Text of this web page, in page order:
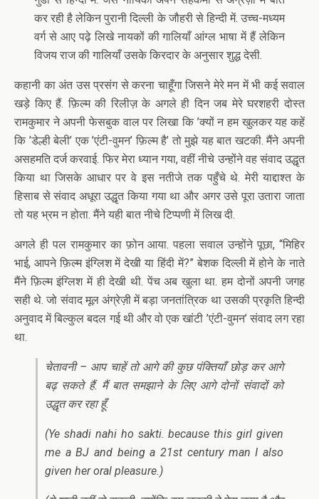
कर रही है लेकिन पुरानी दिल्ली के जौहरी से हिन्दी में. उच्च-मध्यम
वर्ग से आए पढ़े लिखे नायकों की गालियाँ आंग्ल भाषा में हैं लेकिन
विजय राज की गालियाँ उसके किरदार के अनुसार शुद्ध देसी.
कहानी का अंत उस प्रसंग से करना चाहूँगा जिसने मेरे मन में भी कई सवाल
खड़े किए हैं. फ़िल्म की रिलीज़ के अगले ही दिन जब मेरे घरशहरी दोस्त
रामकुमार ने अपनी फेसबुक वाल पर लिखा कि ’क्यों न हम खुलकर यह कहें
कि ’डेल्ही बेली’ एक ’एंटी-वुमन’ फ़िल्म है’ तो मुझे यह बात खटकी. मैंने अपनी
असहमति दर्ज करवाई. फिर मेरा ध्यान गया, वहीं नीचे उन्होंने वह संवाद उद्धृत
किया था जिसके आधार पर वे इस नतीजे तक पहुँचे थे. मेरी याद्दाश्त के
हिसाब से संवाद अधूरा उद्धृत किया गया था और अगर उसे पूरा उतारा जाता
तो यह भ्रम न होता. मैंने यही बात नीचे टिप्पणी में लिख दी.
अगले ही पल रामकुमार का फ़ोन आया. पहला सवाल उन्होंने पूछा, “मिहिर
भाई, आपने फ़िल्म इंग्लिश में देखी या हिंदी में?” बेशक दिल्ली में होने के नाते
मैंने फ़िल्म इंग्लिश में ही देखी थी. पेंच अब खुला था. हम दोनों अपनी जगह
सही थे. जो संवाद मूल अंग्रेज़ी में बड़ा जनतांत्रिक था उसकी प्रकृति हिन्दी
अनुवाद में बिल्कुल बदल गई थी और वो एक खांटी ’एंटी-वुमन’ संवाद लग रहा
था.
चेतावनी – आप चाहें तो आगे की कुछ पंक्तियाँ छोड़ कर आगे
बढ़ सकते हैं. मैं बात समझाने के लिए आगे दोनों संवादों को
उद्धृत कर रहा हूँ.
(Ye shadi nahi ho sakti. because this girl given
me a BJ and being a 21st century man I also
given her oral pleasure.)